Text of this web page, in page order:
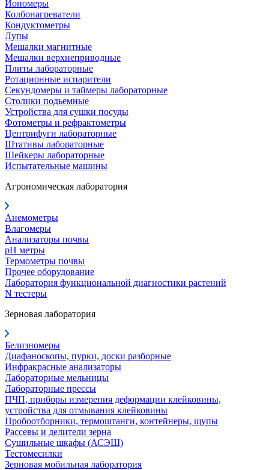
Иономеры
Колбонагреватели
Кондуктометры
Лупы
Мешалки магнитные
Мешалки верхнеприводные
Плиты лабораторные
Ротационные испарители
Секундомеры и таймеры лабораторные
Столики подьемные
Устройства для сушки посуды
Фотометры и рефрактометры
Центрифуги лабораторные
Штативы лабораторные
Шейкеры лабораторные
Испытательные машины
Агрономическая лаборатория
Анемометры
Влагомеры
Анализаторы почвы
pH метры
Термометры почвы
Прочее оборудование
Лаборатория функциональной диагностики растений
N тестеры
Зерновая лаборатория
Белизномеры
Диафаноскопы, пурки, доски разборные
Инфракрасные анализаторы
Лабораторные мельницы
Лабораторные прессы
ПЧП, приборы измерения деформации клейковины,
устройства для отмывания клейковины
Пробоотборники, термоштанги, контейнеры, щупы
Рассевы и делители зерна
Сушильные шкафы (АСЭШ)
Тестомесилки
Зерновая мобильная лаборатория